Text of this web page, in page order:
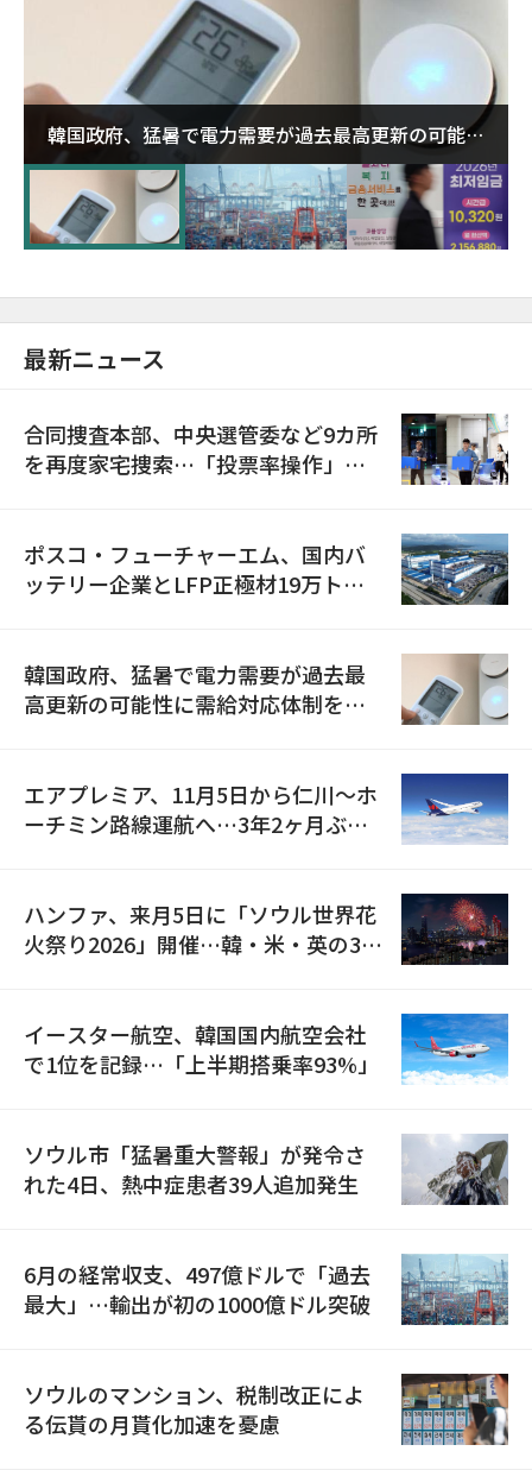
韓国政府、猛暑で電力需要が過去最高更新の可能性
に需給対応体制を点検
最新ニュース
合同捜査本部、中央選管委など9カ所
を再度家宅捜索…「投票率操作」の
ポスコ・フューチャーエム、国内バ
ッテリー企業とLFP正極材19万トン
韓国政府、猛暑で電力需要が過去最
高更新の可能性に需給対応体制を点
エアプレミア、11月5日から仁川〜ホ
ーチミン路線運航へ…3年2ヶ月ぶり
ハンファ、来月5日に「ソウル世界花
火祭り2026」開催…韓・米・英の3カ
イースター航空、韓国国内航空会社
で1位を記録…「上半期搭乗率93%」
ソウル市「猛暑重大警報」が発令さ
れた4日、熱中症患者39人追加発生
6月の経常収支、497億ドルで「過去
最大」…輸出が初の1000億ドル突破
ソウルのマンション、税制改正によ
る伝貰の月貰化加速を憂慮